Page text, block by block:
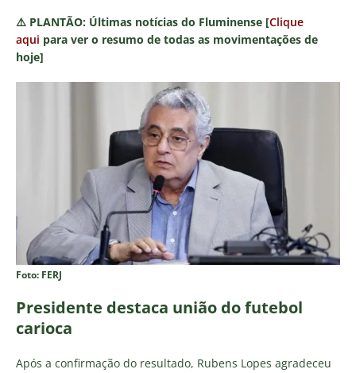
⚠️ PLANTÃO: Últimas notícias do Fluminense [Clique
aqui para ver o resumo de todas as movimentações de
hoje]
Foto: FERJ
Presidente destaca união do futebol
carioca
Após a confirmação do resultado, Rubens Lopes agradeceu